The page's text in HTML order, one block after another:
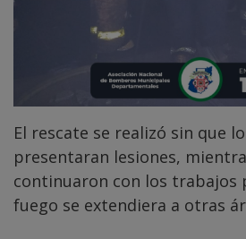
El rescate se realizó sin que
presentaran lesiones,
continuaron con los trabajos
fuego se extendiera a otras